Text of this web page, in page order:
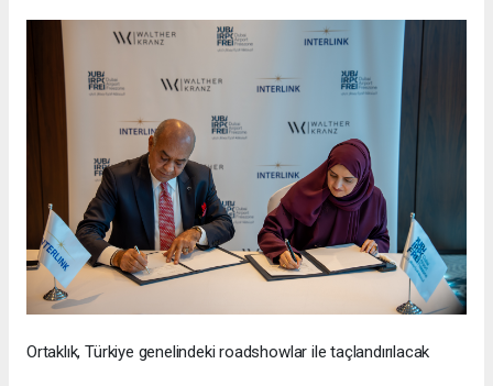
Ortaklık, Türkiye genelindeki roadshowlar ile taçlandırılacak